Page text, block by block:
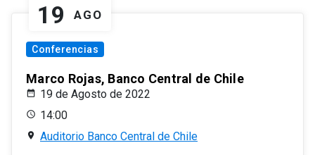
19 AGO
Conferencias
Marco Rojas, Banco Central de Chile
19 de Agosto de 2022
14:00
Auditorio Banco Central de Chile